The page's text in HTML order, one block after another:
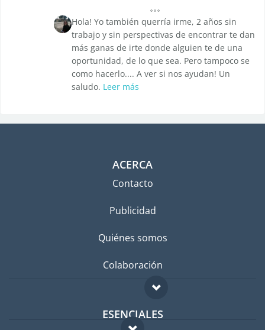
Hola! Yo también querría irme, 2 años sin
trabajo y sin perspectivas de encontrar te dan
más ganas de irte donde alguien te de una
oportunidad, de lo que sea. Pero tampoco se
como hacerlo.... A ver si nos ayudan! Un
saludo. Leer más
ACERCA
Contacto
Publicidad
Quiénes somos
Colaboración
ESENCIALES